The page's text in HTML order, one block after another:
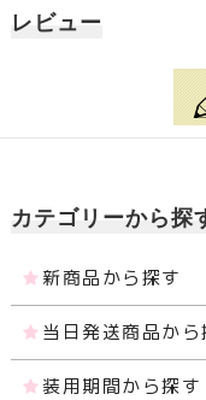
レビュー
カテゴリーから探
新商品から探す
当日発送商品から
装用期間から探す